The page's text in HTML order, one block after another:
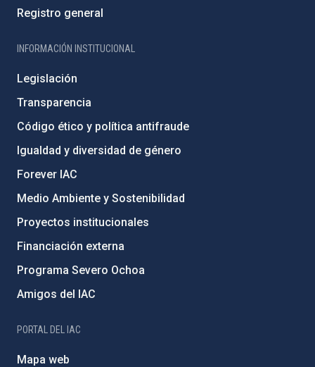
Registro general
INFORMACIÓN INSTITUCIONAL
Legislación
Transparencia
Código ético y política antifraude
Igualdad y diversidad de género
Forever IAC
Medio Ambiente y Sostenibilidad
Proyectos institucionales
Financiación externa
Programa Severo Ochoa
Amigos del IAC
PORTAL DEL IAC
Mapa web